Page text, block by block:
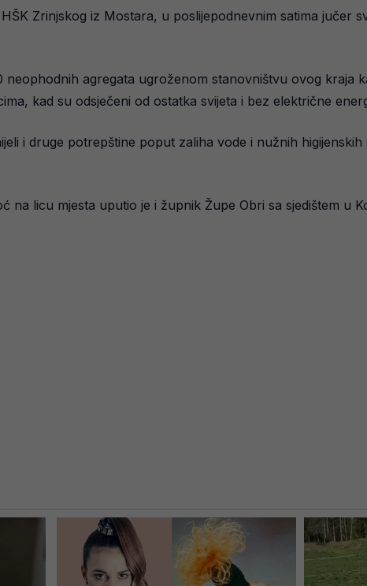
Zrinjskog iz Mostara, u poslijepodnevnim satima jučer
agregata ugroženom stanovništvu ovog kraja
kad su odsječeni od ostatka svijeta i bez električne
i druge potrepštine poput zaliha vode i nužnih
na licu mjesta uputio je i župnik Župe Obri sa sjedištem u